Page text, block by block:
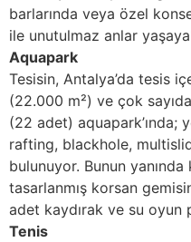
barlarında veya özel
ile unutulmaz anlar
Aquapark
Tesisin, Antalya’da tesis
(22.000 m²) ve çok
(22 adet) aquapark’ında;
rafting, blackhole,
bulunuyor. Bunun
tasarlanmış korsan
adet kaydırak ve su oyun
Tenis